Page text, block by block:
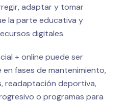
adaptar y tomar
la parte educativa y
digitales.
+ online puede ser
fases de mantenimiento,
readaptación deportiva,
o programas para